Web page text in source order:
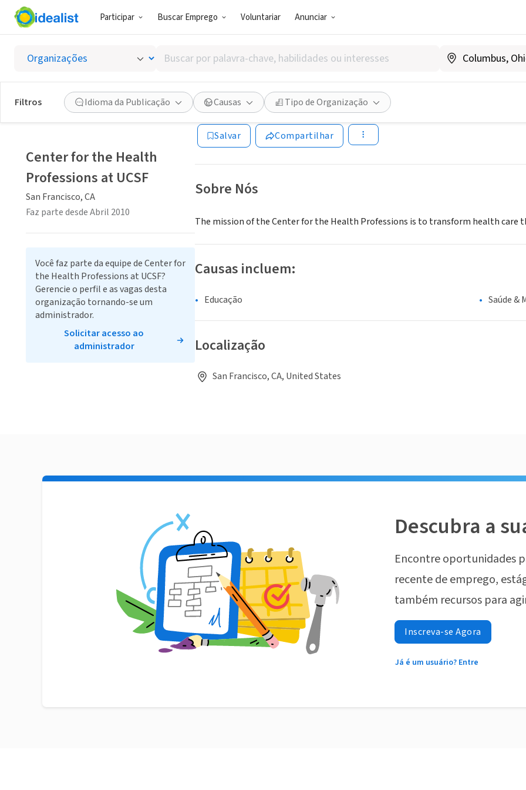
Participar Buscar Emprego Voluntariar Anunciar
Buscar
por
palavra-
chave,
habilidades
ou
interesses
Filtros Idioma da Publicação Causas Tipo de Organização
Center for the Health Professions at
San Francisco, CA| futurehealth.ucsf.edu
Salvar Compartilhar
Sobre Nós
The mission of the Center for the Health Professions is to transform health care
Causas incluem:
Educação Saúde &
Localização
San Francisco, CA, United States
Center for the Health
Professions at UCSF
San Francisco, CA
Faz parte desde Abril 2010
Você faz parte da equipe de Center for
the Health Professions at UCSF?
Gerencie o perfil e as vagas desta
organização tornando-se um
administrador.
Solicitar acesso ao
administrador
Descubra a
Encontre oportunidades
recente de emprego,
também recursos para
Inscreva-se Agora
Já é um usuário? Entre